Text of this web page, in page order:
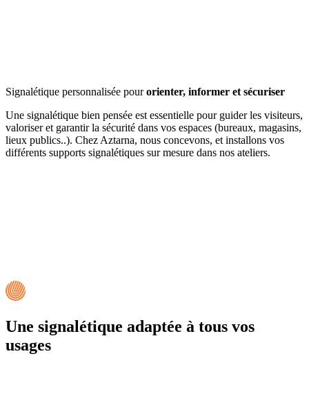
Signalétique personnalisée pourorienter, informer et sécuriser
Une signalétique bien pensée est essentielle pour guider les visiteurs,
valoriser et garantir la sécurité dans vos espaces (bureaux, magasins,
lieux publics..). Chez Aztarna, nous concevons, et installons vos
différents supports signalétiques sur mesure dans nos ateliers.
Une signalétique adaptée à tous vos
usages